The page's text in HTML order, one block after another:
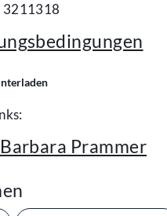
3211318
Prammer